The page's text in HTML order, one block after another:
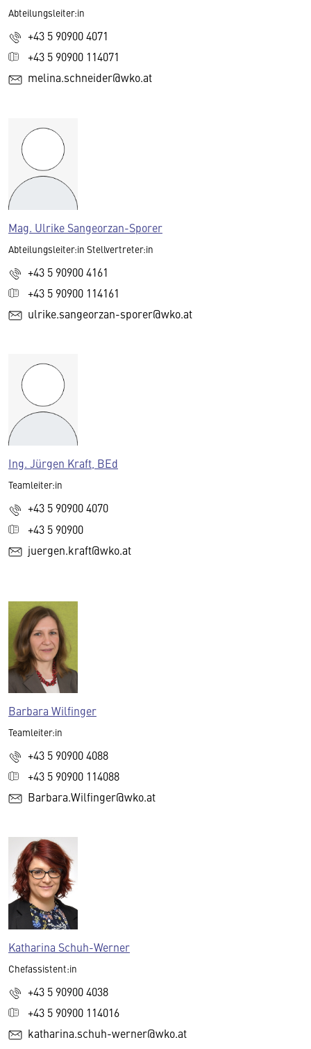
Abteilungsleiter:in
+43 5 90900 4071
+43 5 90900 114071
melina.schneider@wko.at
Mag. Ulrike Sangeorzan-Sporer
Abteilungsleiter:in Stellvertreter:in
+43 5 90900 4161
+43 5 90900 114161
ulrike.sangeorzan-sporer@wko.at
Ing. Jürgen Kraft, BEd
Teamleiter:in
+43 5 90900 4070
+43 5 90900
juergen.kraft@wko.at
Barbara Wilfinger
Teamleiter:in
+43 5 90900 4088
+43 5 90900 114088
Barbara.Wilfinger@wko.at
Katharina Schuh-Werner
Chefassistent:in
+43 5 90900 4038
+43 5 90900 114016
katharina.schuh-werner@wko.at